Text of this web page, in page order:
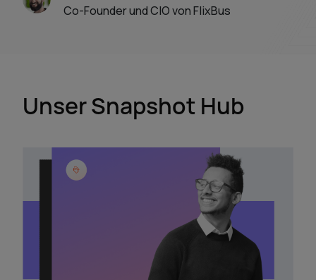
Co-Founder und CIO von FlixBus
Unser Snapshot Hub